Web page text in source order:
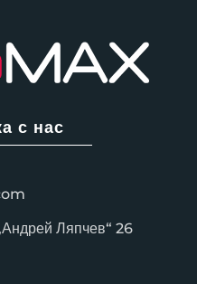
с нас
Ляпчев“ 26